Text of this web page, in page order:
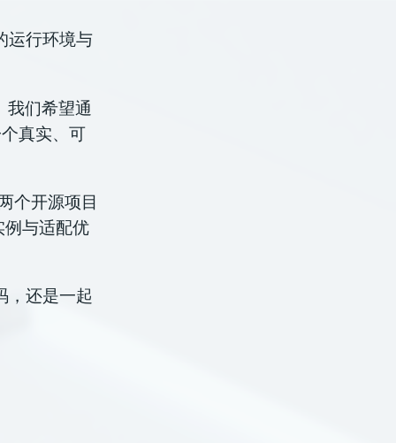
运行环境与
我们希望通
真实、可
个开源项目
与适配优
，还是一起